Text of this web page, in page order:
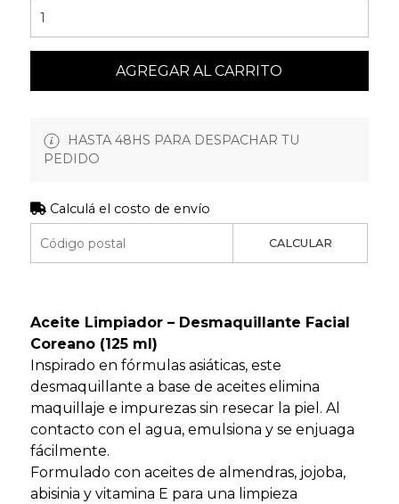
AGREGAR AL CARRITO
HASTA 48HS PARA DESPACHAR TU
PEDIDO
Calculá el costo de envío
CALCULAR
Aceite Limpiador – Desmaquillante Facial
Coreano (125 ml)
Inspirado en fórmulas asiáticas, este
desmaquillante a base de aceites elimina
maquillaje e impurezas sin resecar la piel. Al
contacto con el agua, emulsiona y se enjuaga
fácilmente.
Formulado con aceites de almendras, jojoba,
abisinia y vitamina E para una limpieza